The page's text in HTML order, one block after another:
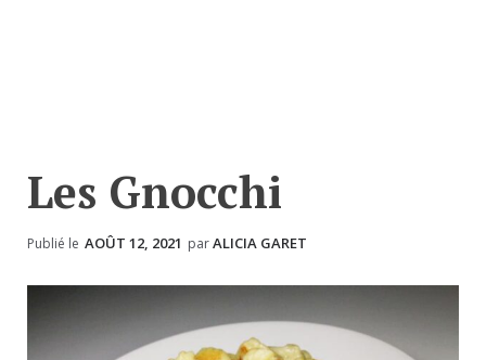
Les Gnocchi
Publié le AOÛT 12, 2021 parALICIA GARET